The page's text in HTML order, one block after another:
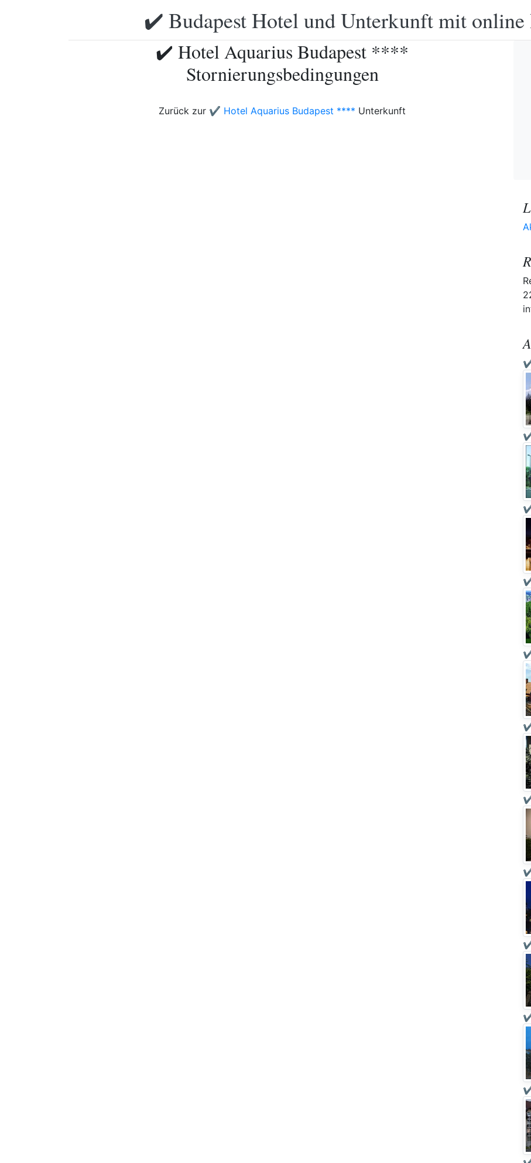
✔️ Budapest Hotel und Unterkunft mit online
✔️ Hotel Aquarius Budapest ****
Stornierungsbedingungen
Zurück zur ✔️ Hotel Aquarius Budapest **** Unterkunft
✔️